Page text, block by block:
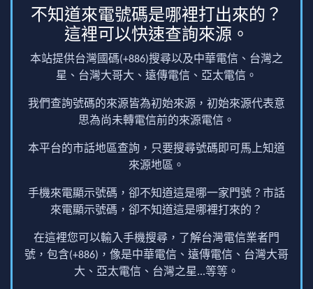
不知道來電號碼是哪裡打出來的？
這裡可以快速查詢來源。
本站提供台灣國碼(+886)搜尋以及中華電信、台灣之
星、台灣大哥大、遠傳電信、亞太電信。
我們查詢號碼的來源皆為初始來源，初始來源代表意
思為尚未轉電信前的來源電信。
本平台的市話地區查詢，只要搜尋號碼即可馬上知道
來源地區。
手機來電顯示號碼，卻不知道這是哪一家門號？市話
來電顯示號碼，卻不知道這是哪裡打來的？
在這裡您可以輸入手機搜尋，了解台灣電信業者門
號，包含(+886)，像是中華電信、遠傳電信、台灣大哥
大、亞太電信、台灣之星...等等。